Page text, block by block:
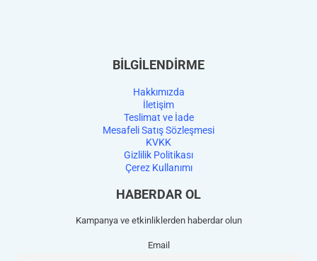
BİLGİLENDİRME
Hakkımızda
İletişim
Teslimat ve İade
Mesafeli Satış Sözleşmesi
KVKK
Gizlilik Politikası
Çerez Kullanımı
HABERDAR OL
Kampanya ve etkinliklerden haberdar olun
Email